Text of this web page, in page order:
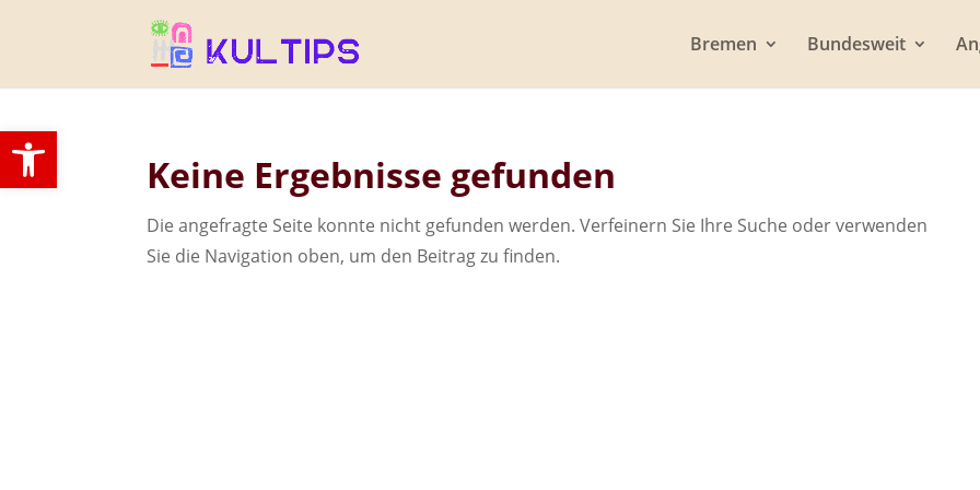
Bremen Bundesweit
Keine Ergebnisse gefunden
Die angefragte Seite konnte nicht gefunden werden. Verfeinern Sie Ihre Suche oder verwenden
Sie die Navigation oben, um den Beitrag zu finden.
Open toolbar